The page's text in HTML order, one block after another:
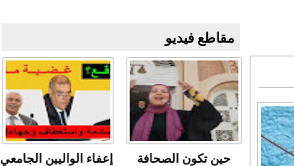
مقاطع فيديو
حين تكون الصحافة
إعفاء الواليين الجامعي